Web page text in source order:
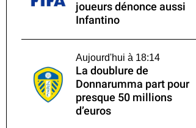
joueurs dénonce aussi
Infantino
Aujourd'hui à 18:14
La doublure de
Donnarumma part pour
presque 50 millions
d’euros